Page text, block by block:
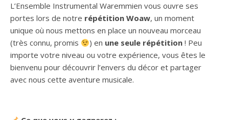
L’Ensemble Instrumental Waremmien vous ouvre ses
portes lors de notre répétition Woaw, un moment
unique où nous mettons en place un nouveau morceau
(très connu, promis
) en une seule répétition ! Peu
importe votre niveau ou votre expérience, vous êtes le
bienvenu pour découvrir l’envers du décor et partager
avec nous cette aventure musicale.